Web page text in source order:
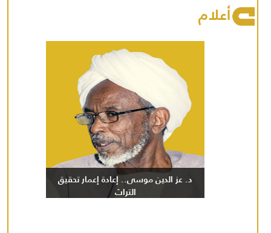
أعلام
د. عز الدين موسى.. إعادة إعمار تحقيق
التراث